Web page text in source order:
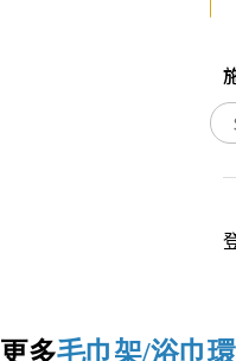
更多毛巾架/浴巾環